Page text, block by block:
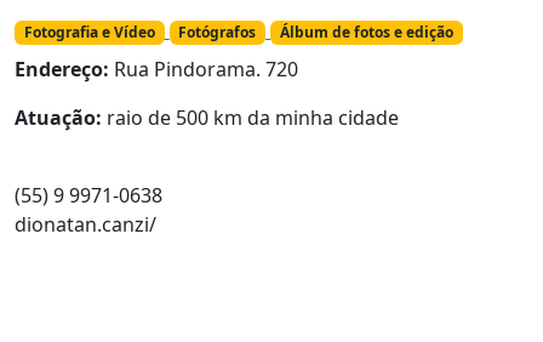
Fotografia e Vídeo Fotógrafos Álbum de fotos e edição
Endereço: Rua Pindorama. 720
Atuação: raio de 500 km da minha cidade
(55) 9 9971-0638
dionatan.canzi/